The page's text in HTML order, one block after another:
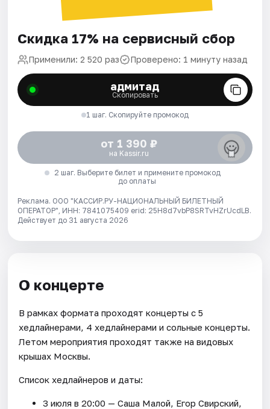
Скидка 17% на сервисный сбор
Применили: 2 520 раз Проверено: 1 минуту назад
адмитад
Скопировать
1 шаг. Скопируйте промокод
от 1 390 ₽
на Kassir.ru
2 шаг. Выберите билет и примените промокод
до оплаты
Реклама. ООО "КАССИР.РУ-НАЦИОНАЛЬНЫЙ БИЛЕТНЫЙ
ОПЕРАТОР", ИНН: 7841075409 erid: 25H8d7vbP8SRTvHZrUcdLB.
Действует до 31 августа 2026
О концерте
В рамках формата проходят концерты с 5
хедлайнерами, 4 хедлайнерами и сольные концерты.
Летом мероприятия проходят также на видовых
крышах Москвы.
Список хедлайнеров и даты:
3 июля в 20:00 — Саша Малой, Егор Свирский,